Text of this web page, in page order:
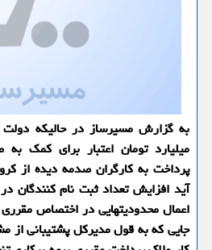
میلیارد تومان اعتبار برای كمك
پرداخت به كارگران صدمه دیده از
آید افزایش تعداد ثبت نام كنندگان
اعمال محدودیتهایی در اختصاص
جایی كه به قول مدیركل پشتیبانی از